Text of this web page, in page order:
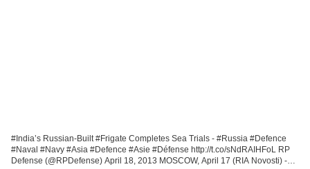
#India’s Russian-Built #Frigate Completes Sea Trials - #Russia #Defence
#Naval #Navy #Asia #Defence #Asie #Défense http://t.co/sNdRAIHFoL RP
Defense (@RPDefense) April 18, 2013 MOSCOW, April 17 (RIA Novosti) -